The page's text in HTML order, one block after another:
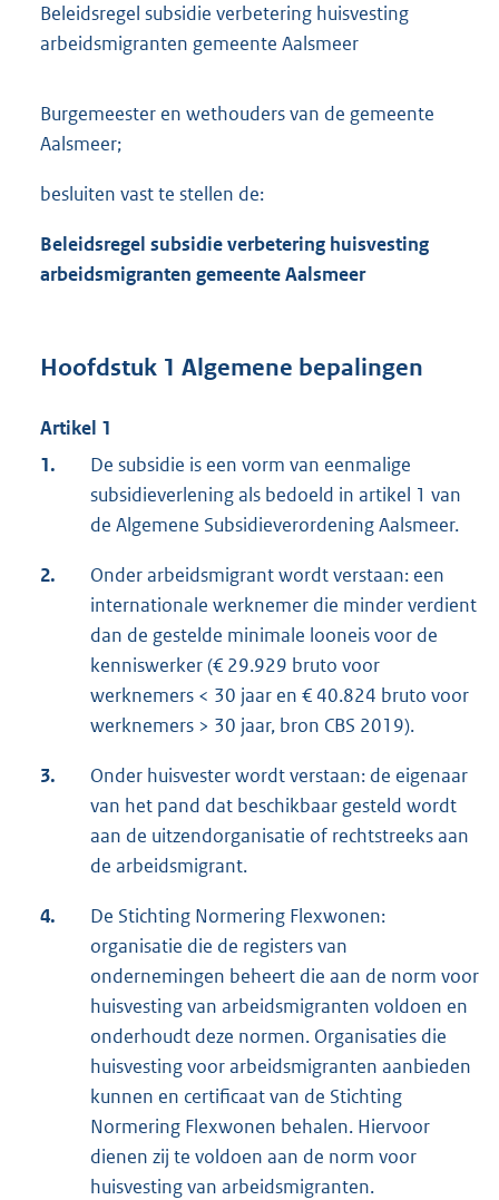
Beleidsregel subsidie verbetering huisvesting
arbeidsmigranten gemeente Aalsmeer
Burgemeester en wethouders van de gemeente
Aalsmeer;
besluiten vast te stellen de:
Beleidsregel subsidie verbetering huisvesting
arbeidsmigranten gemeente Aalsmeer
Hoofdstuk 1 Algemene bepalingen
Artikel 1
1.
De subsidie is een vorm van eenmalige
subsidieverlening als bedoeld in artikel 1 van
de Algemene Subsidieverordening Aalsmeer.
2.
Onder arbeidsmigrant wordt verstaan: een
internationale werknemer die minder verdient
dan de gestelde minimale looneis voor de
kenniswerker (€ 29.929 bruto voor
werknemers < 30 jaar en € 40.824 bruto voor
werknemers > 30 jaar, bron CBS 2019).
3.
Onder huisvester wordt verstaan: de eigenaar
van het pand dat beschikbaar gesteld wordt
aan de uitzendorganisatie of rechtstreeks aan
de arbeidsmigrant.
4.
De Stichting Normering Flexwonen:
organisatie die de registers van
ondernemingen beheert die aan de norm voor
huisvesting van arbeidsmigranten voldoen en
onderhoudt deze normen. Organisaties die
huisvesting voor arbeidsmigranten aanbieden
kunnen en certificaat van de Stichting
Normering Flexwonen behalen. Hiervoor
dienen zij te voldoen aan de norm voor
huisvesting van arbeidsmigranten.